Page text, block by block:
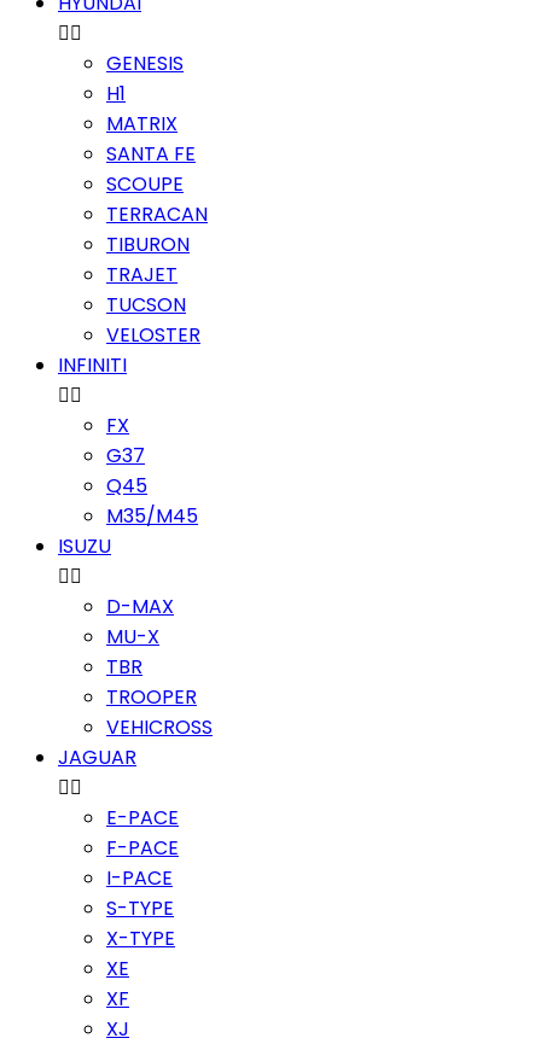

GENESIS
H1
MATRIX
SANTA FE
SCOUPE
TERRACAN
TIBURON
TRAJET
TUCSON
VELOSTER
INFINITI

FX
G37
Q45
M35/M45
ISUZU

D-MAX
MU-X
TBR
TROOPER
VEHICROSS
JAGUAR

E-PACE
F-PACE
I-PACE
S-TYPE
X-TYPE
XE
XF
XJ